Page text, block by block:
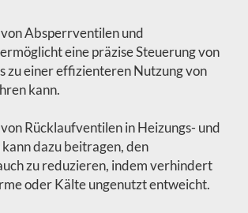
Absperrventilen und
eine präzise Steuerung von
zu einer effizienteren Nutzung von
kann.
Rücklaufventilen in Heizungs- und
dazu beitragen, den
zu reduzieren, indem verhindert
oder Kälte ungenutzt entweicht.